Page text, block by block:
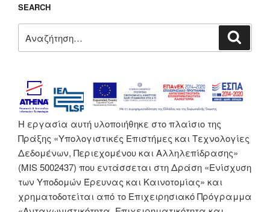
SEARCH
για:
H εργασία αυτή υλοποιήθηκε στο πλαίσιο της
Πράξης «Υπολογιστικές Επιστήμες και Τεχνολογίες
Δεδομένων, Περιεχομένου και Αλληλεπίδρασης»
(MIS 5002437) που εντάσσεται στη Δράση «Ενίσχυση
των Υποδομών Έρευνας και Καινοτομίας» και
χρηματοδοτείται από το Επιχειρησιακό Πρόγραμμα